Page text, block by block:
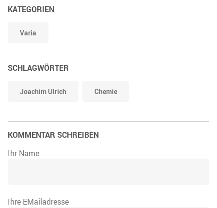
KATEGORIEN
Varia
SCHLAGWÖRTER
Joachim Ulrich Chemie
KOMMENTAR SCHREIBEN
Ihr Name
Ihre EMailadresse